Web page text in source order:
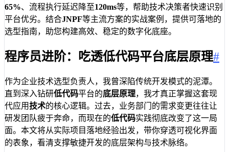
65%、流程执行延迟降至120ms等，帮助技术决策者快速识别
平台优劣。结合JNPF等主流方案的实战案例，提供可落地的
选型指南，助您构建高效、稳定的数字化底座。
程序员进阶：吃透低代码平台底层原理#
作为企业技术选型负责人，我曾深陷传统开发模式的泥潭。
直到深入钻研低代码平台的底层原理，我才真正掌握这套现
代应用技术的核心逻辑。过去，业务部门的需求变更往往让
研发团队疲于奔命，而现在的低代码实践彻底改变了这一局
面。本文将从实际项目落地经验出发，带你穿透可视化界面
的表象，看清支撑敏捷开发的底层架构与技术脉络。